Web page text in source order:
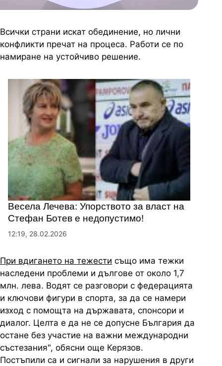
Всички страни искат обединение, но лични
конфликти пречат на процеса. Работи се по
намиране на устойчиво решение.
Весела Лечева: Упорството за власт на
Стефан Ботев е недопустимо!
12:19, 28.02.2026
При вдигането на тежести също има тежки
наследени проблеми и дългове от около 1,7
млн. лева. Водят се разговори с федерацията
и ключови фигури в спорта, за да се намери
изход с помощта на държавата, спонсори и
диалог. Целта е да не се допусне България да
остане без участие на важни международни
състезания", обясни още Керязов.
Постъпили са и сигнали за нарушения в други